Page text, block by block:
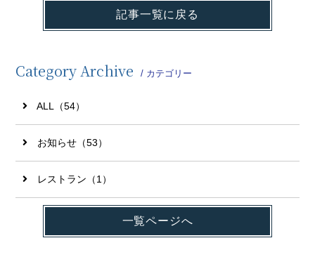
記事一覧に戻る
Category Archive / カテゴリー
ALL（54）
お知らせ（53）
レストラン（1）
一覧ページへ